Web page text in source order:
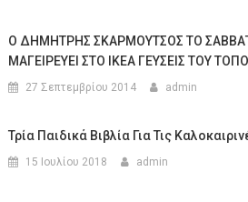
Ο ΔΗΜΗΤΡΗΣ ΣΚΑΡΜΟΥΤΣΟΣ ΤΟ
ΜΑΓΕΙΡΕΥΕΙ ΣΤΟ ΙΚΕΑ ΓΕΥΣΕΙΣ ΤΟΥ
27 Σεπτεμβρίου 2014 admin
Τρία Παιδικά Βιβλία Για Τις
15 Ιουλίου 2018 admin